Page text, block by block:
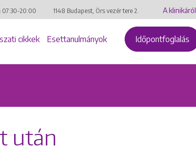
07:30-20:00 1148 Budapest, Örs vezér tere 2. A klinikáról
cikkek Esettanulmányok Időpontfoglalás
után